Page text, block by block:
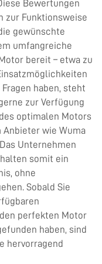
Bewertungen
zur Funktionsweise
gewünschte
umfangreiche
bereit – etwa zu
haben, steht
zur Verfügung
optimalen Motors
Anbieter wie Wuma
Unternehmen
somit ein
ohne
Sobald Sie
perfekten Motor
haben, sind
hervorragend